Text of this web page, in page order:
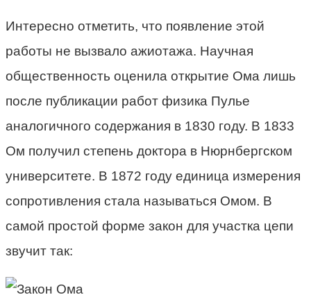
Интересно отметить, что появление этой
работы не вызвало ажиотажа. Научная
общественность оценила открытие Ома лишь
после публикации работ физика Пулье
аналогичного содержания в 1830 году. В 1833
Ом получил степень доктора в Нюрнбергском
университете. В 1872 году единица измерения
сопротивления стала называться Омом. В
самой простой форме закон для участка цепи
звучит так: